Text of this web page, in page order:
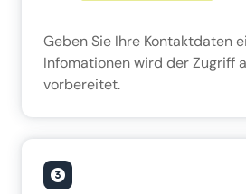
Geben Sie Ihre Kontaktdaten
Infomationen wird der Zugriff
vorbereitet.